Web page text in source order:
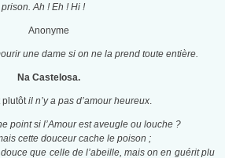
Ah ! Eh ! Hi !
Anonyme
une dame si on ne la prend toute entière.
Na Castelosa.
plutôtil n’y a pas d’amour heureux.
point si l’Amour est aveugle ou louche ?
cette douceur cache le poison ;
que celle de l’abeille, mais on en guérit plu